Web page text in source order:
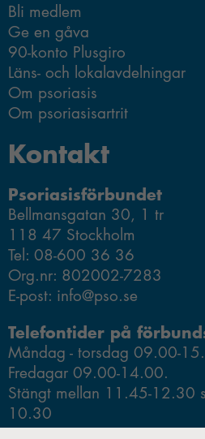
Kontakt
Psoriasisförbundet
Bellmansgatan 30, 1 tr
118 47 Stockholm
Tel: 08-600 36 36
Org.nr: 802002-7283
E-post: info@pso.se
Telefontider på
Måndag - torsdag 09.00-
Fredagar 09.00-14.00.
Stängt mellan 11.45-12.30
10.30
Bli medlem
Ge en gåva
90-konto Plusgiro
Läns- och lokalavdelningar
Om psoriasis
Om psoriasisartrit